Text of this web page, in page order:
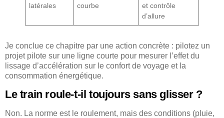
latérales
courbe
et contrôle
d’allure
Je conclue ce chapitre par une action concrète : pilotez un
projet pilote sur une ligne courte pour mesurer l’effet du
lissage d’accélération sur le confort de voyage et la
consommation énergétique.
Le train roule-t-il toujours sans glisser ?
Non. La norme est le roulement, mais des conditions (pluie,